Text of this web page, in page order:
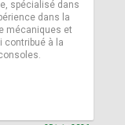
spécialisé dans
dans la
mécaniques et
contribué à la